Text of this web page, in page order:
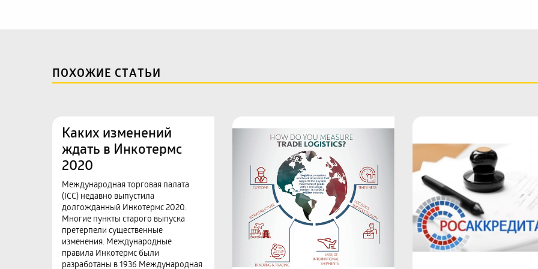
ПОХОЖИЕ СТАТЬИ
Каких изменений
ждать в Инкотермс
2020
Международная торговая палата
(ICC) недавно выпустила
долгожданный Инкотермс 2020.
Многие пункты старого выпуска
претерпели существенные
изменения. Международные
правила Инкотермс были
разработаны в 1936 Международная